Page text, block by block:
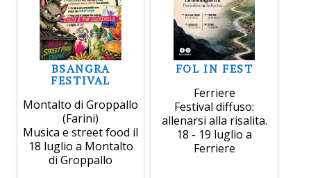
BSANGRA
FESTIVAL
Montalto di Groppallo
(Farini)
Musica e street food il
18 luglio a Montalto
di Groppallo
FOL IN FEST
Ferriere
Festival diffuso:
allenarsi alla risalita.
18 - 19 luglio a
Ferriere